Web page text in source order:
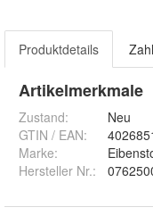
Produktdetails
Artikelmerkmale
Zustand:
Neu
GTIN / EAN:
Marke:
Hersteller Nr.: